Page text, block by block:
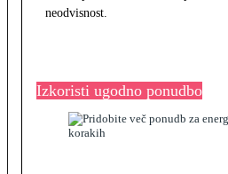
neodvisnost.
Izkoristi ugodno ponudbo